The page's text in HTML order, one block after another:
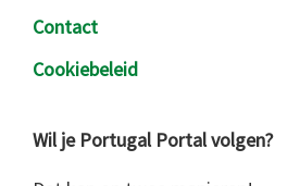
Contact
Cookiebeleid
Wil je Portugal Portal volgen?